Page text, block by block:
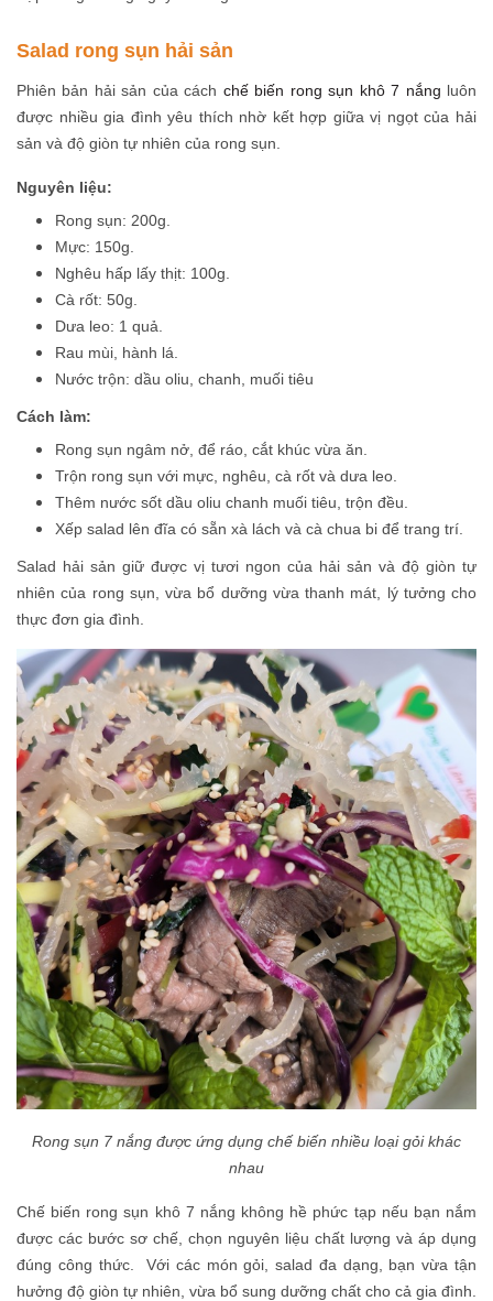
Salad rong sụn hải sản
Phiên bản hải sản của cách chế biến rong sụn khô 7 nắng luôn
được nhiều gia đình yêu thích nhờ kết hợp giữa vị ngọt của hải
sản và độ giòn tự nhiên của rong sụn.
Nguyên liệu:
Rong sụn: 200g.
Mực: 150g.
Nghêu hấp lấy thịt: 100g.
Cà rốt: 50g.
Dưa leo: 1 quả.
Rau mùi, hành lá.
Nước trộn: dầu oliu, chanh, muối tiêu
Cách làm:
Rong sụn ngâm nở, để ráo, cắt khúc vừa ăn.
Trộn rong sụn với mực, nghêu, cà rốt và dưa leo.
Thêm nước sốt dầu oliu chanh muối tiêu, trộn đều.
Xếp salad lên đĩa có sẵn xà lách và cà chua bi để trang trí.
Salad hải sản giữ được vị tươi ngon của hải sản và độ giòn tự
nhiên của rong sụn, vừa bổ dưỡng vừa thanh mát, lý tưởng cho
thực đơn gia đình.
Rong sụn 7 nắng được ứng dụng chế biến nhiều loại gỏi khác
nhau
Chế biến rong sụn khô 7 nắng không hề phức tạp nếu bạn nắm
được các bước sơ chế, chọn nguyên liệu chất lượng và áp dụng
đúng công thức. Với các món gỏi, salad đa dạng, bạn vừa tận
hưởng độ giòn tự nhiên, vừa bổ sung dưỡng chất cho cả gia đình.